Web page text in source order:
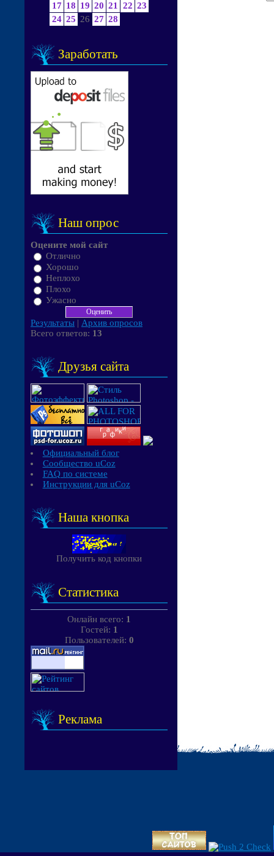
17 18 19 20 21 22 23
24 25 26 27 28
Заработать
Наш опрос
Оцените мой сайт
Отлично
Хорошо
Неплохо
Плохо
Ужасно
Результаты | Архив опросов
Всего ответов: 13
Друзья сайта
Официальный блог
Сообщество uCoz
FAQ по системе
Инструкции для uCoz
Наша кнопка
Получить код кнопки
Статистика
Онлайн всего: 1
Гостей: 1
Пользователей: 0
Реклама